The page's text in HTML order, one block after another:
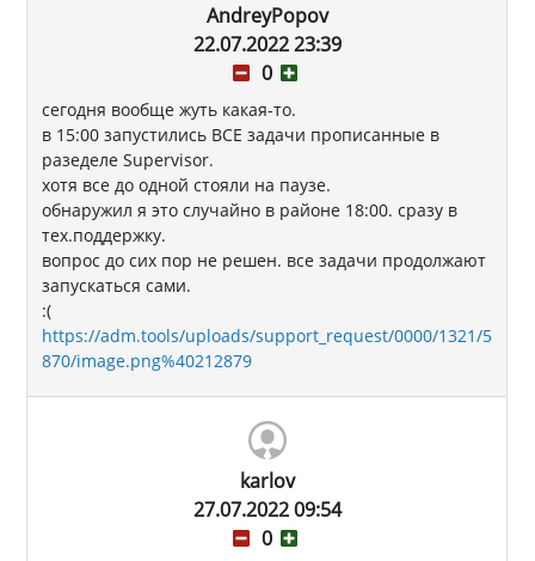
AndreyPopov
22.07.2022 23:39
0
сегодня вообще жуть какая-то.
в 15:00 запустились ВСЕ задачи прописанные в
разеделе Supervisor.
хотя все до одной стояли на паузе.
обнаружил я это случайно в районе 18:00. сразу в
тех.поддержку.
вопрос до сих пор не решен. все задачи продолжают
запускаться сами.
:(
https://adm.tools/uploads/support_request/0000/1321/5
870/image.png%40212879
karlov
27.07.2022 09:54
0